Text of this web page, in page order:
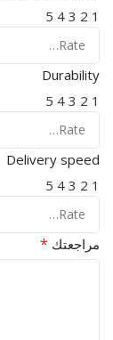
1
2
3
4
5
Durability
1
2
3
4
5
Delivery speed
1
2
3
4
5
مراجعتك *